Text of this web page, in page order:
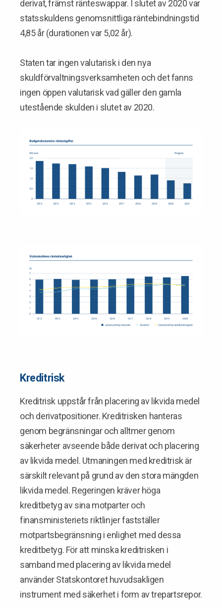
derivat, främst ränteswappar. I slutet av 2020 var
statsskuldens genomsnittliga räntebindningstid
4,85 år (durationen var 5,02 år).
Staten tar ingen valutarisk i den nya
skuldförvaltningsverksamheten och det fanns
ingen öppen valutarisk vad gäller den gamla
utestående skulden i slutet av 2020.
Kreditrisk
Kreditrisk uppstår från placering av likvida medel
och derivatpositioner. Kreditrisken hanteras
genom begränsningar och alltmer genom
säkerheter avseende både derivat och placering
av likvida medel. Utmaningen med kreditrisk är
särskilt relevant på grund av den stora mängden
likvida medel. Regeringen kräver höga
kreditbetyg av sina motparter och
finansministeriets riktlinjer fastställer
motpartsbegränsning i enlighet med dessa
kreditbetyg. För att minska kreditrisken i
samband med placering av likvida medel
använder Statskontoret huvudsakligen
instrument med säkerhet i form av trepartsrepor.